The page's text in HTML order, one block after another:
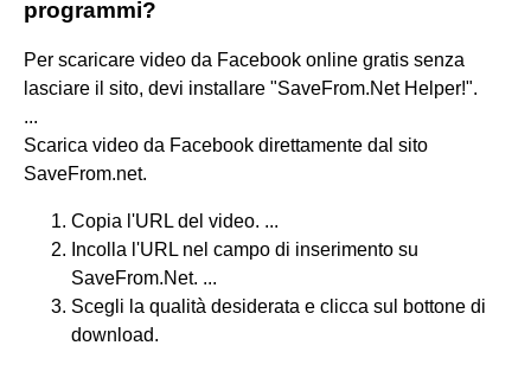
programmi?
Per scaricare video da Facebook online gratis senza
lasciare il sito, devi installare "SaveFrom.Net Helper!".
...
Scarica video da Facebook direttamente dal sito
SaveFrom.net.
Copia l'URL del video. ...
Incolla l'URL nel campo di inserimento su
SaveFrom.Net. ...
Scegli la qualità desiderata e clicca sul bottone di
download.